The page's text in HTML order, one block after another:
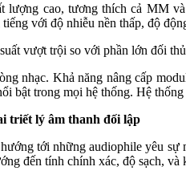
lượng cao, tương thích cả MM
với độ nhiễu nền thấp, độ
vượt trội so với phần lớn đối
nhạc. Khả năng nâng cấp
bật trong mọi hệ thống. Hệ
triết lý âm thanh đối lập
tới những audiophile yêu
đến tính chính xác, độ sạch, và